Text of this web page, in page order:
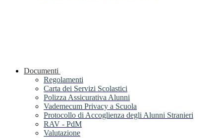
Documenti
Regolamenti
Carta dei Servizi Scolastici
Polizza Assicurativa Alunni
Vademecum Privacy a Scuola
Protocollo di Accoglienza degli Alunni Stranieri
RAV - PdM
Valutazione